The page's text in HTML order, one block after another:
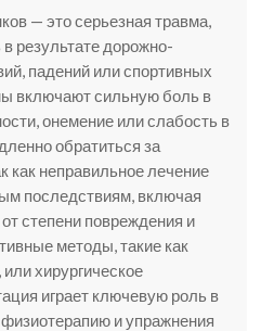
— это серьезная травма,
результате дорожно-
падений или спортивных
включают сильную боль в
онемение или слабость в
обратиться за
как неправильное лечение
последствиям, включая
степени повреждения и
методы, такие как
хирургическое
играет ключевую роль в
и упражнения